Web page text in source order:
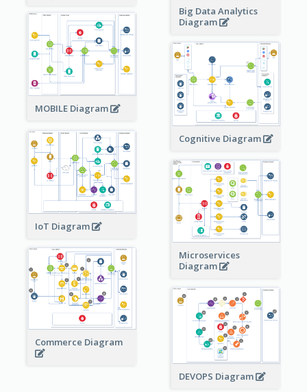
Big Data Analytics
Diagram
MOBILE Diagram
Cognitive Diagram
IoT Diagram
Microservices
Diagram
Commerce Diagram
DEVOPS Diagram